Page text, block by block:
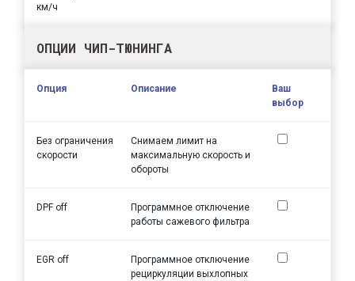
км/ч
ОПЦИИ ЧИП-ТЮНИНГА
Опция Описание
Ваш
выбор
Без ограничения
скорости
Снимаем лимит на
максимальную скорость и
обороты
DPF off
Программное отключение
работы сажевого фильтра
EGR off
Программное отключение
рециркуляции выхлопных